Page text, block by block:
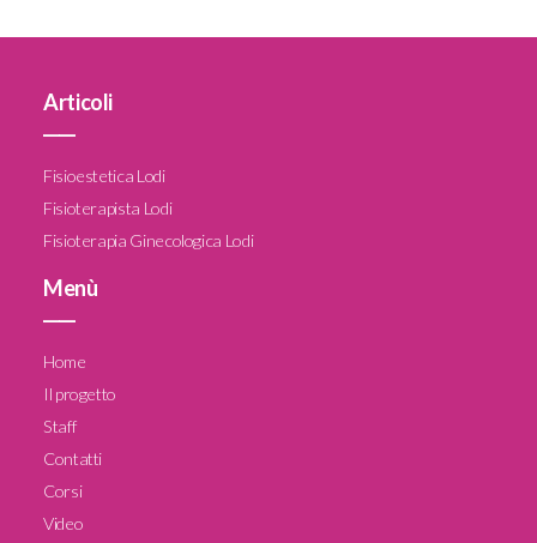
Articoli
Fisioestetica Lodi
Fisioterapista Lodi
Fisioterapia Ginecologica Lodi
Menù
Home
Il progetto
Staff
Contatti
Corsi
Video